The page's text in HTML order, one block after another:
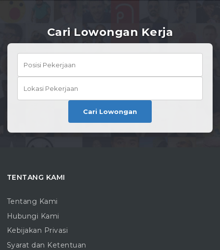
Cari Lowongan Kerja
Cari Lowongan
TENTANG KAMI
Tentang Kami
Hubungi Kami
Kebijakan Privasi
Syarat dan Ketentuan